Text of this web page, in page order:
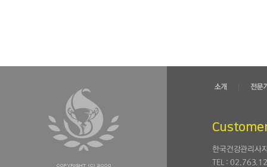
한국건강관리사
TEL :